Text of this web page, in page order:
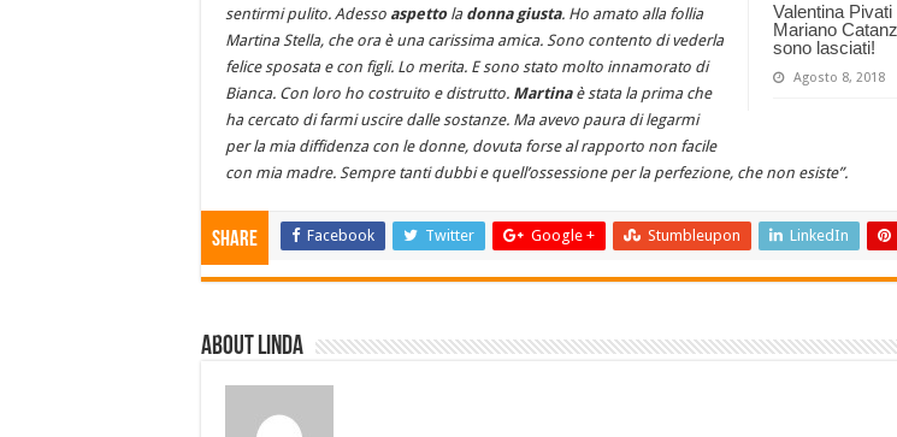
Valentina Pivati
Mariano
sono lasciati!
Agosto 8, 2018
sentirmi pulito. Adesso aspettola donna giusta. Ho amato alla follia
Martina Stella, che ora è una carissima amica. Sono contento di vederla
felice sposata e con figli. Lo merita. E sono stato molto innamorato di
Bianca. Con loro ho costruito e distrutto. Martinaè stata la prima che
ha cercato di farmi uscire dalle sostanze. Ma avevo paura di legarmi
per la mia diffidenza con le donne, dovuta forse al rapporto non facile
con mia madre. Sempre tanti dubbi e quell’ossessione per la perfezione, che non esiste”.
Share Facebook Twitter Google + Stumbleupon LinkedIn
About linda